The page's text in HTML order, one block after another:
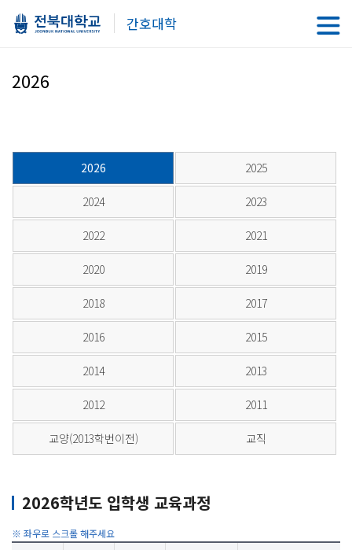
간호대학
2026
2026 2025
2024 2023
2022 2021
2020 2019
2018 2017
2016 2015
2014 2013
2012 2011
교양(2013학번이전) 교직
2026학년도 입학생 교육과정